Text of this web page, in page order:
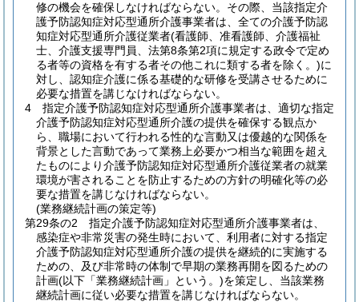
修の機会を確保しなければならない。 その際、当該指定介
護予防認知症対応型通所介護事業者は、全ての介護予防認
知症対応型通所介護従業者(看護師、准看護師、介護福祉
士、介護支援専門員、法第8条第2項に規定する政令で定め
る者等の資格を有する者その他これに類する者を除く。)に
対し、認知症介護に係る基礎的な研修を受講させるために
必要な措置を講じなければならない。
4
指定介護予防認知症対応型通所介護事業者は、適切な指定
介護予防認知症対応型通所介護の提供を確保する観点か
ら、職場において行われる性的な言動又は優越的な関係を
背景とした言動であって業務上必要かつ相当な範囲を超え
たものにより介護予防認知症対応型通所介護従業者の就業
環境が害されることを防止するための方針の明確化等の必
要な措置を講じなければならない。
(業務継続計画の策定等)
第29条の2
指定介護予防認知症対応型通所介護事業者は、
感染症や非常災害の発生時において、利用者に対する指定
介護予防認知症対応型通所介護の提供を継続的に実施する
ための、及び非常時の体制で早期の業務再開を図るための
計画(以下「業務継続計画」という。)を策定し、当該業務
継続計画に従い必要な措置を講じなければならない。